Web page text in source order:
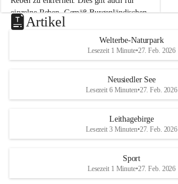
e
u
s
d
S
einzelne Reben. Gemäß Burgenländischen
Weinbaugesetz sind nicht gepflegte oder
unzulässige Weingärten zu roden! Bitte
helfen wir zusammen um unsere Winzer
vor den prognostizierten Ernteausfällen
und den daraus folgenden wirtschaftlichen
Maßnahmen zur Bekämpfung
Rebe und der Amerikanischen
u
e
d
r
S
Artikel
Welterbe-Naturpark
Lesezeit 1 Minute•27. Feb. 2026
Neusiedler See
Lesezeit 6 Minuten•27. Feb. 2026
Leithagebirge
Lesezeit 3 Minuten•27. Feb. 2026
Sport
Lesezeit 1 Minute•27. Feb. 2026